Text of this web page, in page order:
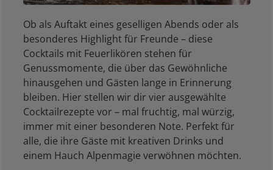
Ob als Auftakt eines geselligen Abends oder als
besonderes Highlight für Freunde – diese
Cocktails mit Feuerlikören stehen für
Genussmomente, die über das Gewöhnliche
hinausgehen und Gästen lange in Erinnerung
bleiben. Hier stellen wir dir vier ausgewählte
Cocktailrezepte vor – mal fruchtig, mal würzig,
immer mit einer besonderen Note. Perfekt für
alle, die ihre Gäste mit kreativen Drinks und
einem Hauch Alpenmagie verwöhnen möchten.